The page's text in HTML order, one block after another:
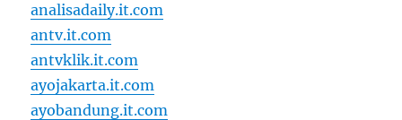
analisadaily.it.com
antv.it.com
antvklik.it.com
ayojakarta.it.com
ayobandung.it.com